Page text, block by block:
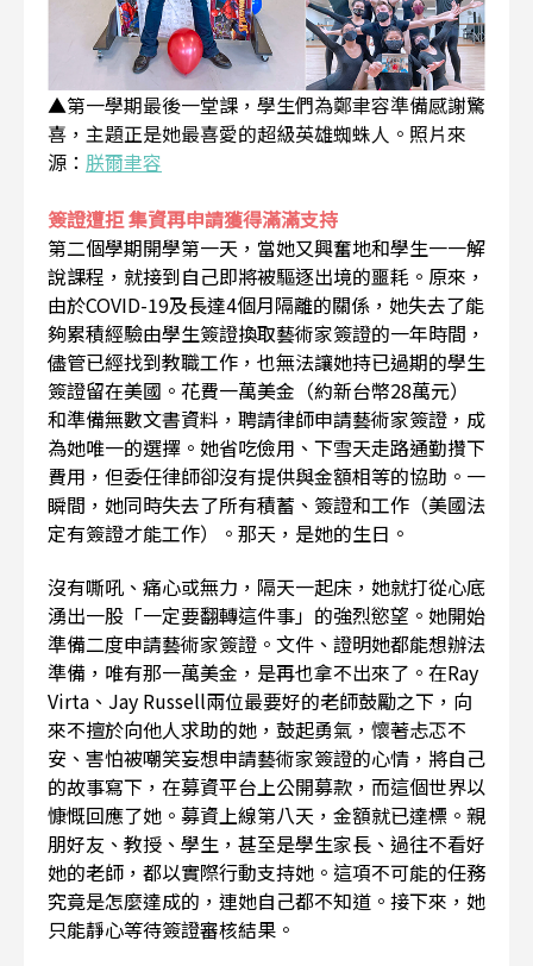
▲第一學期最後一堂課，學生們為鄭聿容準備感謝驚
喜，主題正是她最喜愛的超級英雄蜘蛛人。照片來
源： 朕爾聿容
簽證遭拒 集資再申請獲得滿滿支持
第二個學期開學第一天，當她又興奮地和學生一一解
說課程，就接到自己即將被驅逐出境的噩耗。原來，
由於COVID-19及長達4個月隔離的關係，她失去了能
夠累積經驗由學生簽證換取藝術家簽證的一年時間，
儘管已經找到教職工作，也無法讓她持已過期的學生
簽證留在美國。花費一萬美金（約新台幣28萬元）
和準備無數文書資料，聘請律師申請藝術家簽證，成
為她唯一的選擇。她省吃儉用、下雪天走路通勤攢下
費用，但委任律師卻沒有提供與金額相等的協助。一
瞬間，她同時失去了所有積蓄、簽證和工作（美國法
定有簽證才能工作）。那天，是她的生日。
沒有嘶吼、痛心或無力，隔天一起床，她就打從心底
湧出一股「一定要翻轉這件事」的強烈慾望。她開始
準備二度申請藝術家簽證。文件、證明她都能想辦法
準備，唯有那一萬美金，是再也拿不出來了。在Ray
Virta、Jay Russell兩位最要好的老師鼓勵之下，向
來不擅於向他人求助的她，鼓起勇氣，懷著忐忑不
安、害怕被嘲笑妄想申請藝術家簽證的心情，將自己
的故事寫下，在募資平台上公開募款，而這個世界以
慷慨回應了她。募資上線第八天，金額就已達標。親
朋好友、教授、學生，甚至是學生家長、過往不看好
她的老師，都以實際行動支持她。這項不可能的任務
究竟是怎麼達成的，連她自己都不知道。接下來，她
只能靜心等待簽證審核結果。